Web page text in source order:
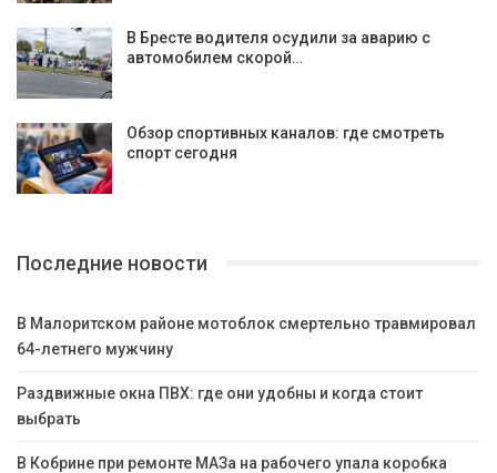
В Бресте водителя осудили за аварию с
автомобилем скорой…
Обзор спортивных каналов: где смотреть
спорт сегодня
Последние новости
В Малоритском районе мотоблок смертельно травмировал
64-летнего мужчину
Раздвижные окна ПВХ: где они удобны и когда стоит
выбрать
В Кобрине при ремонте МАЗа на рабочего упала коробка